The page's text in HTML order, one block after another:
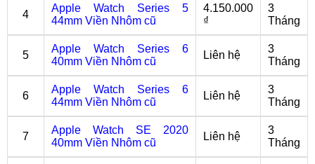
4
Apple Watch Series 5
44mm Viền Nhôm cũ
4.150.000
₫
3
Tháng
5
Apple Watch Series 6
40mm Viền Nhôm cũ
Liên hệ
3
Tháng
6
Apple Watch Series 6
44mm Viền Nhôm cũ
Liên hệ
3
Tháng
7
Apple Watch SE 2020
40mm Viền Nhôm cũ
Liên hệ
3
Tháng